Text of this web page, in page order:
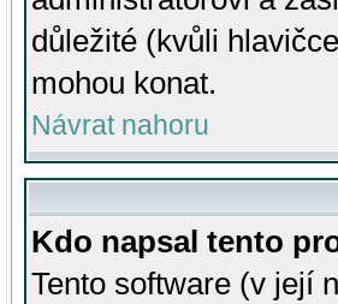
důležité (kvůli
mohou konat.
Návrat nahoru
Kdo napsal tento
Tento software (v její